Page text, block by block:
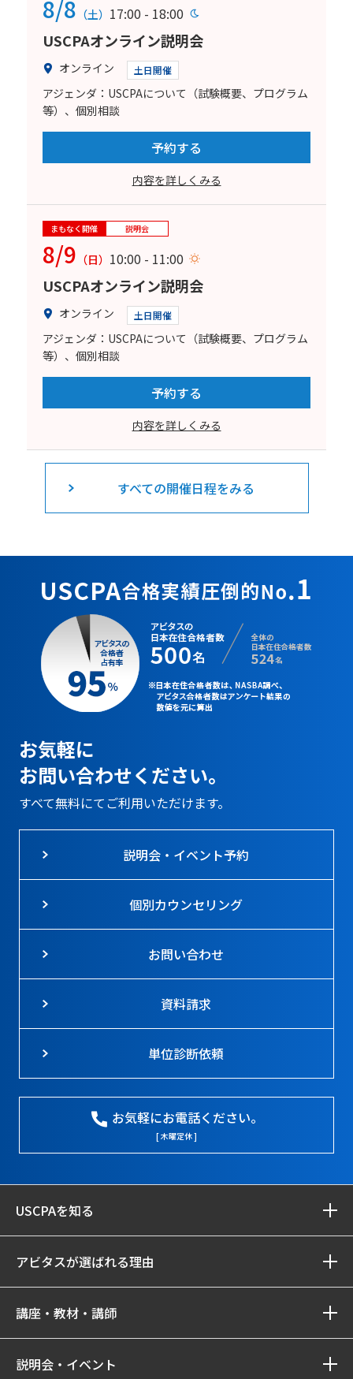
8/8 （土） 17:00 - 18:00
USCPAオンライン説明会
オンライン 土日開催
アジェンダ：USCPAについて（試験概要、プログラム
等）、個別相談
予約する
内容を詳しくみる
まもなく開催 説明会
8/9 （日） 10:00 - 11:00
USCPAオンライン説明会
オンライン 土日開催
アジェンダ：USCPAについて（試験概要、プログラム
等）、個別相談
予約する
内容を詳しくみる
すべての開催日程をみる
お気軽に
お問い合わせください。
すべて無料にてご利用いただけます。
説明会・イベント予約
個別カウンセリング
お問い合わせ
資料請求
単位診断依頼
お気軽にお電話ください。
[ 木曜定休 ]
USCPAを知る
アビタスが選ばれる理由
講座・教材・講師
説明会・イベント